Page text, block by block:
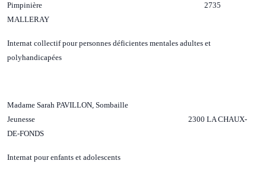
Pimpinière 2735
MALLERAY
Internat collectif pour personnes déficientes mentales adultes et
polyhandicapées
Madame Sarah PAVILLON, Sombaille
Jeunesse 2300 LA CHAUX-
DE-FONDS
Internat pour enfants et adolescents